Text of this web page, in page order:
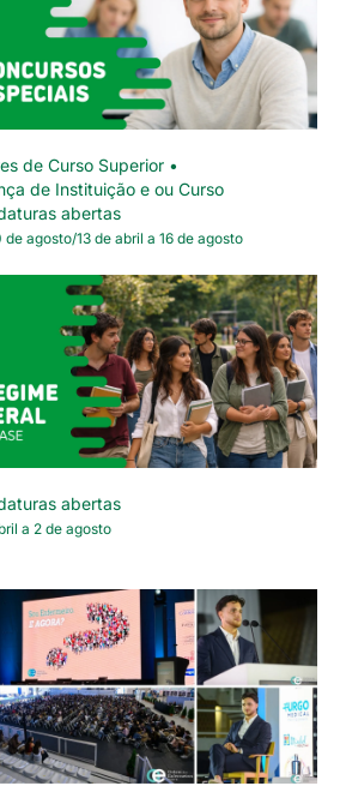
de Curso Superior •
de Instituição e ou Curso
abertas
de agosto/13 de abril a 16 de agosto
abertas
a 2 de agosto